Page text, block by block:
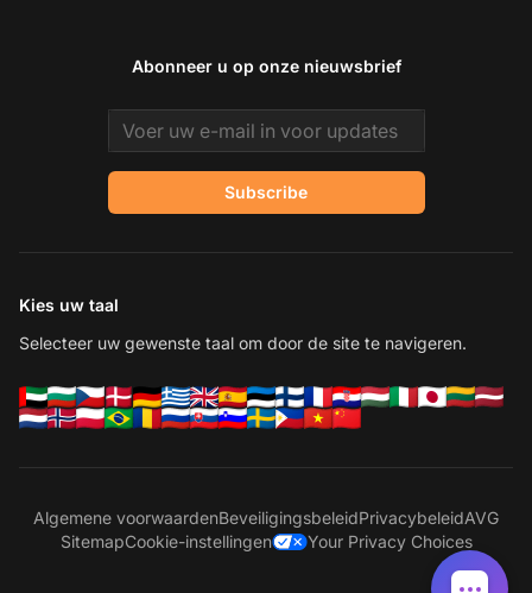
Abonneer u op onze nieuwsbrief
Email address
Subscribe
Kies uw taal
Selecteer uw gewenste taal om door de site te navigeren.
Algemene voorwaardenBeveiligingsbeleidPrivacybeleidAVG
SitemapCookie-instellingen Your Privacy Choices